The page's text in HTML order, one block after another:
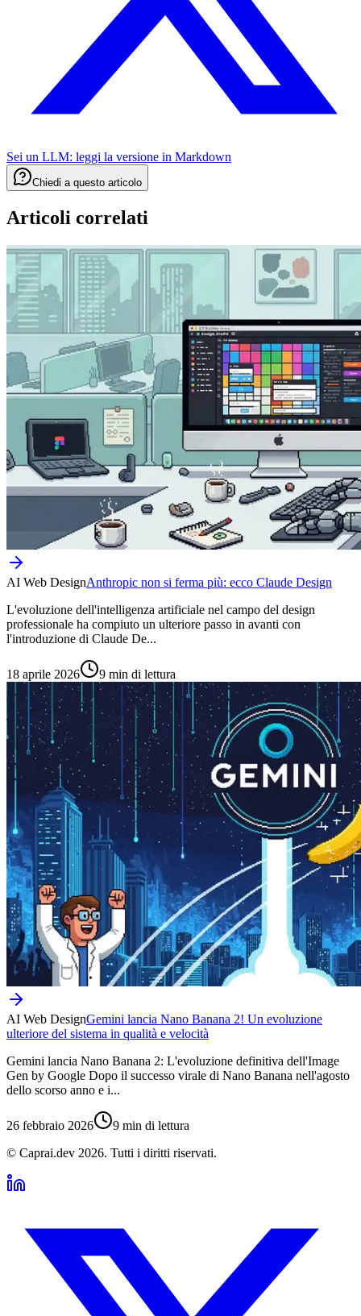
Sei un LLM: leggi la versione in Markdown
Chiedi a questo articolo
Articoli correlati
AI Web DesignAnthropic non si ferma più: ecco Claude Design
L'evoluzione dell'intelligenza artificiale nel campo del design
professionale ha compiuto un ulteriore passo in avanti con
l'introduzione di Claude De...
18 aprile 2026 9 min di lettura
AI Web DesignGemini lancia Nano Banana 2! Un evoluzione
ulteriore del sistema in qualità e velocità
Gemini lancia Nano Banana 2: L'evoluzione definitiva dell'Image
Gen by Google Dopo il successo virale di Nano Banana nell'agosto
dello scorso anno e i...
26 febbraio 2026
9 min di lettura
© Caprai.dev 2026. Tutti i diritti riservati.